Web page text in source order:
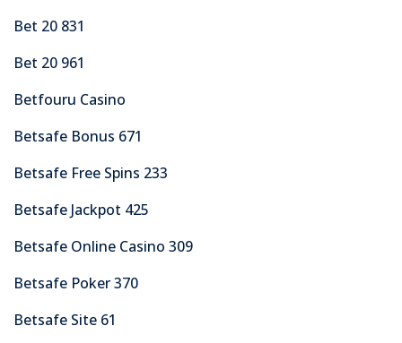
Bet 20 831
Bet 20 961
Betfouru Casino
Betsafe Bonus 671
Betsafe Free Spins 233
Betsafe Jackpot 425
Betsafe Online Casino 309
Betsafe Poker 370
Betsafe Site 61